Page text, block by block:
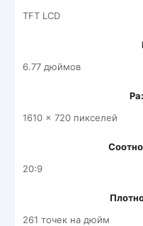
TFT LCD
6.77 дюймов
1610 x 720 пикселей
20:9
261 точек на дюйм